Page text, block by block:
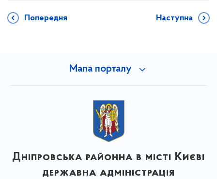
Попередня Наступна
Мапа порталу
Дніпровська районна в місті Києві
державна адміністрація